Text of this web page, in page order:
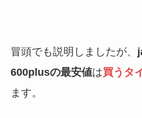
冒頭でも説明しましたが、
600plusの最安値は買うタ
ます。